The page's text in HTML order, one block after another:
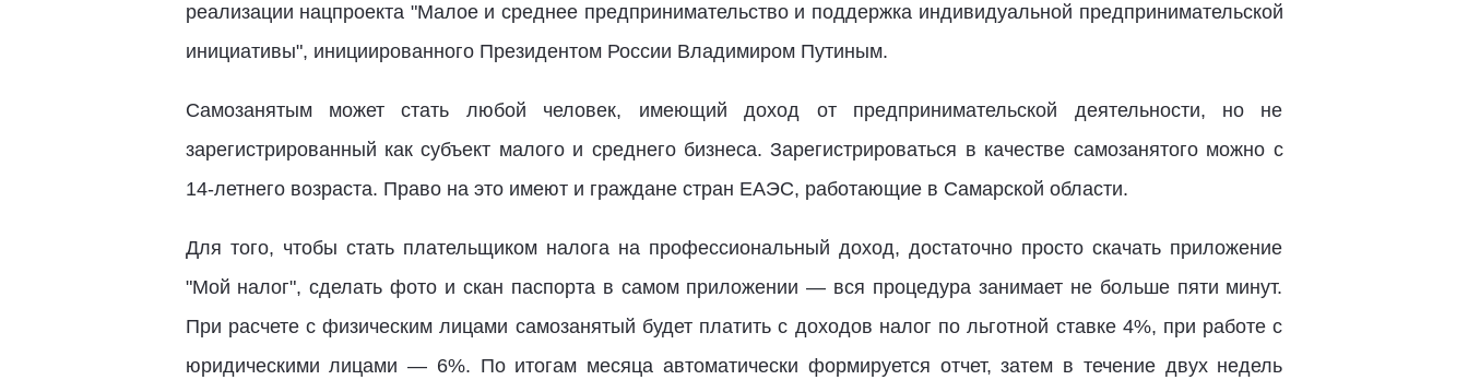
реализации нацпроекта "Малое и среднее предпринимательство и поддержка индивидуальной предпринимательской
инициативы", инициированного Президентом России Владимиром Путиным.
Самозанятым может стать любой человек, имеющий доход от предпринимательской деятельности, но не
зарегистрированный как субъект малого и среднего бизнеса. Зарегистрироваться в качестве самозанятого можно с
14-летнего возраста. Право на это имеют и граждане стран ЕАЭС, работающие в Самарской области.
Для того, чтобы стать плательщиком налога на профессиональный доход, достаточно просто скачать приложение
"Мой налог", сделать фото и скан паспорта в самом приложении — вся процедура занимает не больше пяти минут.
При расчете с физическим лицами самозанятый будет платить с доходов налог по льготной ставке 4%, при работе с
юридическими лицами — 6%. По итогам месяца автоматически формируется отчет, затем в течение двух недель